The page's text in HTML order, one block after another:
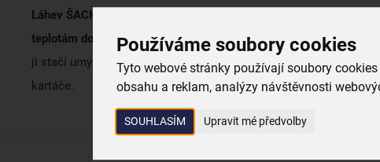
Používáme soubory cookies
Tyto webové stránky používají soubory
obsahu a reklam, analýzy návštěvnosti
SOUHLASÍM Upravit mé předvolby
Láhev ŠACHOVNICE je vyrobena z borosilikátového skla, odolného
teplotám do 100 °C, uzavřena víčkem se silikonovým těsněním.
ji stačí umýt běžným způsobem, v teplé vodě se saponátem a s
kartáče.